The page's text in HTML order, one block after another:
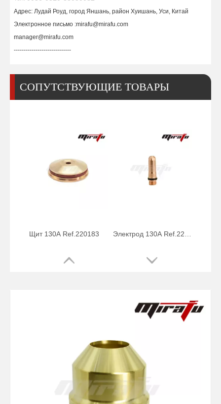
Адрес: Лудай Роуд, город Яншань, район Хуишань, Уси, Китай
Электронное письмо :mirafu@mirafu.com
manager@mirafu.com
-----------------------------
СОПУТСТВУЮЩИЕ ТОВАРЫ
Щит 130А Ref.220183